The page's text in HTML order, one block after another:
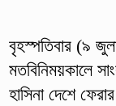
বৃহস্পতিবার (৯
মতবিনিময়কালে
হাসিনা দেশে